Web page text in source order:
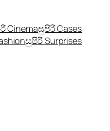
Cinemaසුපිරි Cases
සුපිරි Surprises